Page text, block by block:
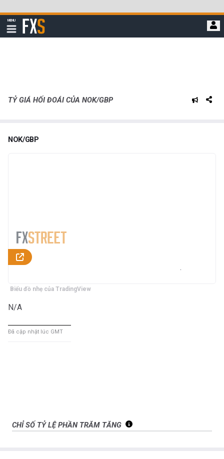
qua
đi
MENU
Hiển
thị
FXStreet
TỶ GIÁ HỐI ĐOÁI CỦA NOK/GBP
NOK/GBP
Biểu đồ nhẹ của TradingView
N/A
Đã cập nhật lúc GMT
CHỈ SỐ TỶ LỆ PHẦN TRĂM TĂNG